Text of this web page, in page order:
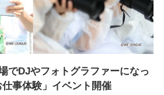
でDJやフォトグラファーになっ
事体験」イベント開催